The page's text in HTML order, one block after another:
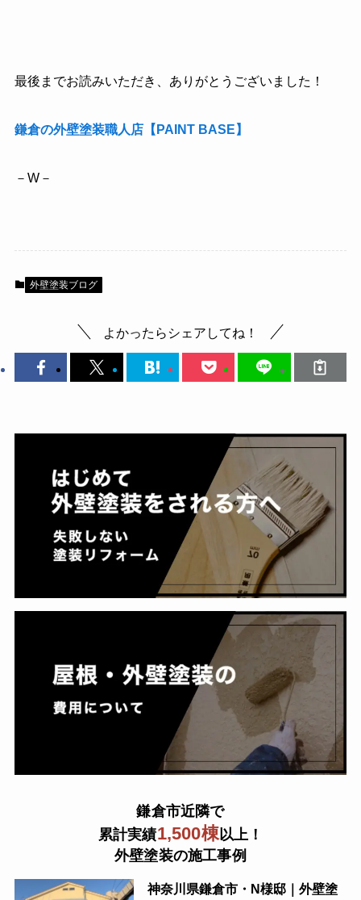
最後までお読みいただき、ありがとうございました！
鎌倉の外壁塗装職人店【PAINT BASE】
－W－
外壁塗装ブログ
よかったらシェアしてね！
鎌倉市近隣で
累計実績1,500棟以上！
外壁塗装の施工事例
神奈川県鎌倉市・N様邸｜外壁塗